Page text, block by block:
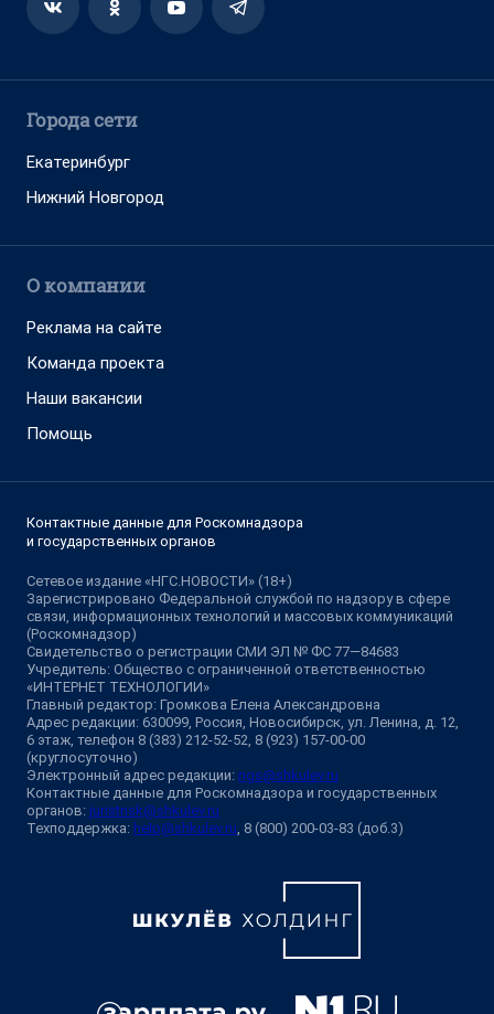
Города сети
Екатеринбург
Нижний Новгород
О компании
Реклама на сайте
Команда проекта
Наши вакансии
Помощь
Контактные данные для Роскомнадзора
и государственных органов
Сетевое издание «НГС.НОВОСТИ» (18+)
Зарегистрировано Федеральной службой по надзору в сфере
связи, информационных технологий и массовых коммуникаций
(Роскомнадзор)
Свидетельство о регистрации СМИ ЭЛ № ФС 77—84683
Учредитель: Общество с ограниченной ответственностью
«ИНТЕРНЕТ ТЕХНОЛОГИИ»
Главный редактор: Громкова Елена Александровна
Адрес редакции: 630099, Россия, Новосибирск, ул. Ленина, д. 12,
6 этаж, телефон 8 (383) 212-52-52, 8 (923) 157-00-00
(круглосуточно)
Электронный адрес редакции: ngs@shkulev.ru
Контактные данные для Роскомнадзора и государственных
органов: juristnsk@shkulev.ru
Техподдержка: help@shkulev.ru, 8 (800) 200-03-83 (доб.3)